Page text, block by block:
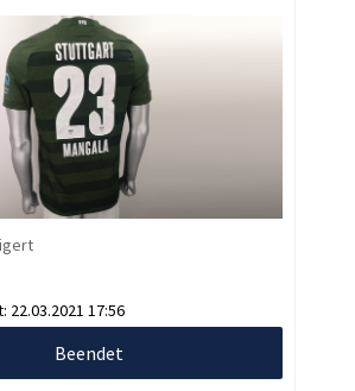
22.03.2021 17:56
Beendet